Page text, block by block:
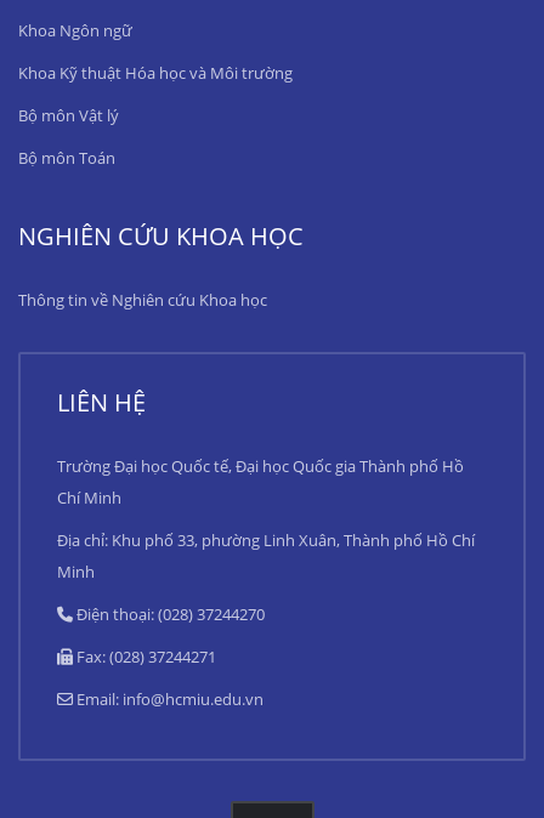
Khoa Ngôn ngữ
Khoa Kỹ thuật Hóa học và Môi trường
Bộ môn Vật lý
Bộ môn Toán
NGHIÊN CỨU KHOA HỌC
Thông tin về Nghiên cứu Khoa học
LIÊN HỆ
Trường Đại học Quốc tế, Đại học Quốc gia Thành phố Hồ
Chí Minh
Địa chỉ: Khu phố 33, phường Linh Xuân, Thành phố Hồ Chí
Minh
Điện thoại: (028) 37244270
Fax: (028) 37244271
Email: info@hcmiu.edu.vn